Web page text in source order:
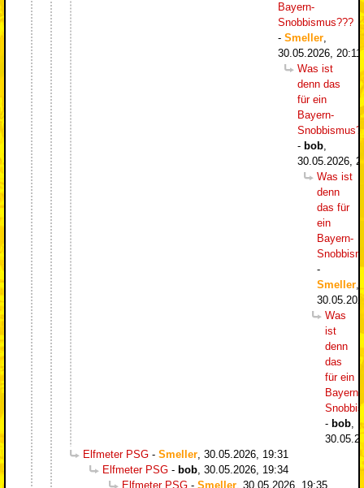
Bayern-
Snobbismus???
- Smeller
30.05.2026, 20:11
Was ist
denn das
für ein
Bayern-
- bob
30.05.2026,
Was ist
denn
das für
ein
Bayern-
-
Smeller
Was
ist
denn
das
für ein
Bayern-
- bob
Elfmeter PSG - Smeller 30.05.2026, 19:31
Elfmeter PSG - bob 30.05.2026, 19:34
Elfmeter PSG - Smeller 30.05.2026, 19:35